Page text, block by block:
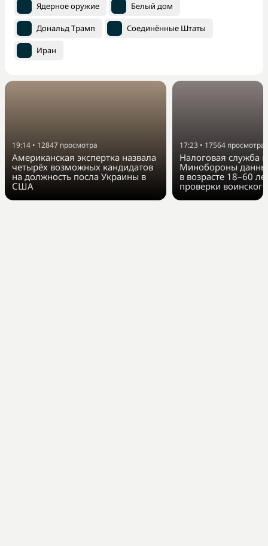
Ядерное оружие Белый дом
Дональд Трамп Соединённые Штаты
Иран
19:14 • 12847 просмотра
Американская экспертка назвала
четырёх возможных кандидатов
на должность посла Украины в
США
17:23 • 17564 просмотра
Налоговая служба
Минобороны
в возрасте 18–60
проверки